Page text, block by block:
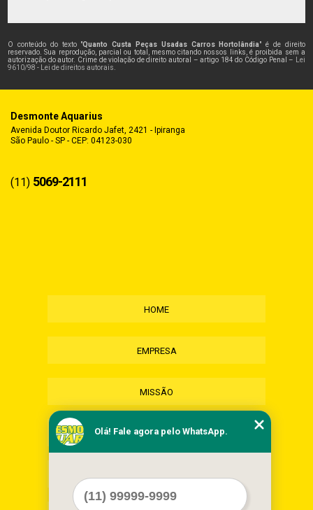
O conteúdo do texto "Quanto Custa Peças Usadas Carros Hortolândia" é de direito
reservado. Sua reprodução, parcial ou total, mesmo citando nossos links, é proibida sem a
autorização do autor. Crime de violação de direito autoral – artigo 184 do Código Penal –
Lei
9610/98 - Lei de direitos autorais
Desmonte Aquarius
Avenida Doutor Ricardo Jafet, 2421 - Ipiranga
São Paulo - SP - CEP: 04123-030
(11) 5069-2111
HOME
EMPRESA
MISSÃO
SERVIÇOS
Olá! Fale agora pelo WhatsApp.